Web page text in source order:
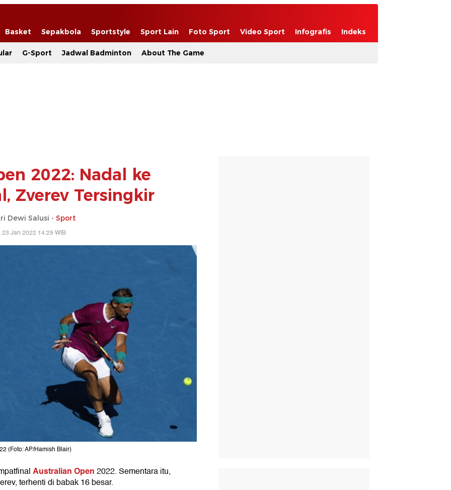
Basket Sepakbola Sportstyle Sport Lain Foto Sport Video Sport Infografis Indeks
G-Sport Jadwal Badminton About The Game
2022: Nadal ke
Zverev Tersingkir
Dewi Salusi - Sport
23 Jan 2022 14:29 WIB
(Foto: AP/Hamish Blair)
Australian Open2022. Sementara itu,
terhenti di babak 16 besar.